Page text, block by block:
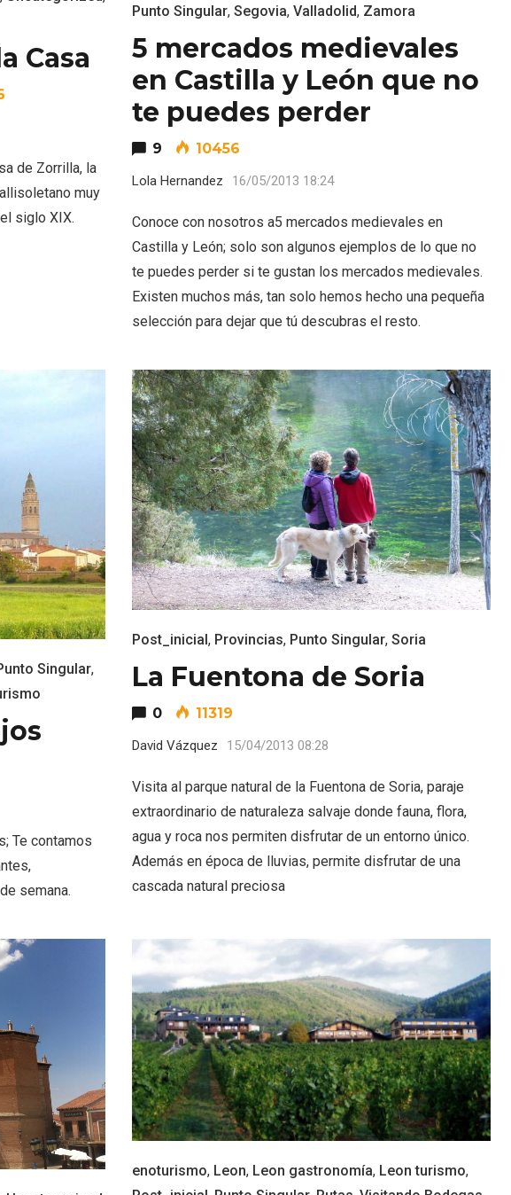
Casa
de Zorrilla, la
muy
siglo XIX.
Punto Singular, Segovia, Valladolid, Zamora
5 mercados medievales
en Castilla y León que no
te puedes perder
9 10456
Lola Hernandez 16/05/2013 18:24
Conoce con nosotros a5 mercados medievales en
Castilla y León; solo son algunos ejemplos de lo que no
te puedes perder si te gustan los mercados medievales.
Existen muchos más, tan solo hemos hecho una pequeña
selección para dejar que tú descubras el resto.
Singular,
Te contamos
semana.
Post_inicial, Provincias, Punto Singular, Soria
La Fuentona de Soria
0 11319
David Vázquez 15/04/2013 08:28
Visita al parque natural de la Fuentona de Soria, paraje
extraordinario de naturaleza salvaje donde fauna, flora,
agua y roca nos permiten disfrutar de un entorno único.
Además en época de lluvias, permite disfrutar de una
cascada natural preciosa
enoturismo, Leon, Leon gastronomía, Leon turismo,
La zonificación como
recurso turístico de la Ruta
IV Edición del Festival de
Narración Oral, Memoria,
Paseo nocturno por
Valladolid
IGP Morcilla de Burgos
triunfó en el Salón
2026
Itinerarios musicales en San
Miguel del Pino 2026
En marzo, vuelve la mejor
gastronomía de la Trufa
Negra de Soria